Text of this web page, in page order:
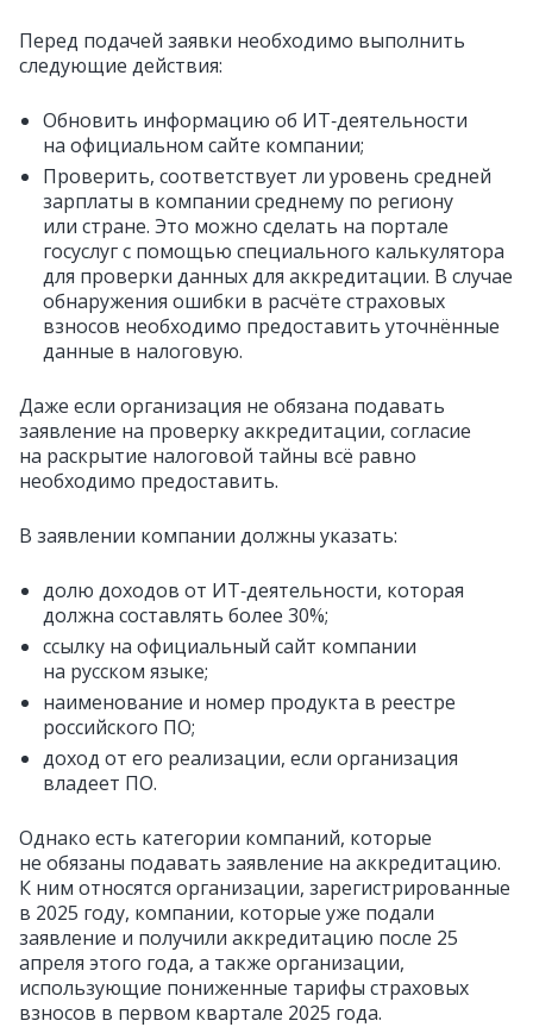
Перед подачей заявки необходимо выполнить
следующие действия:
Обновить информацию об ИТ‑деятельности
на официальном сайте компании;
Проверить, соответствует ли уровень средней
зарплаты в компании среднему по региону
или стране. Это можно сделать на портале
госуслуг с помощью специального калькулятора
для проверки данных для аккредитации. В случае
обнаружения ошибки в расчёте страховых
взносов необходимо предоставить уточнённые
данные в налоговую.
Даже если организация не обязана подавать
заявление на проверку аккредитации, согласие
на раскрытие налоговой тайны всё равно
необходимо предоставить.
В заявлении компании должны указать:
долю доходов от ИТ‑деятельности, которая
должна составлять более 30%;
ссылку на официальный сайт компании
на русском языке;
наименование и номер продукта в реестре
российского ПО;
доход от его реализации, если организация
владеет ПО.
Однако есть категории компаний, которые
не обязаны подавать заявление на аккредитацию.
К ним относятся организации, зарегистрированные
в 2025 году, компании, которые уже подали
заявление и получили аккредитацию после 25
апреля этого года, а также организации,
использующие пониженные тарифы страховых
взносов в первом квартале 2025 года.